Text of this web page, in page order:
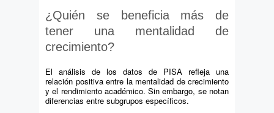
¿Quién se beneficia más de
tener una mentalidad de
crecimiento?
El análisis de los datos de PISA refleja una
relación positiva entre la mentalidad de crecimiento
y el rendimiento académico. Sin embargo, se notan
diferencias entre subgrupos específicos.